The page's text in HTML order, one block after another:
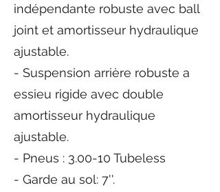
indépendante robuste avec ball
joint et amortisseur hydraulique
ajustable.
- Suspension arrière robuste a
essieu rigide avec double
amortisseur hydraulique
ajustable.
- Pneus : 3.00-10 Tubeless
- Garde au sol: 7''.